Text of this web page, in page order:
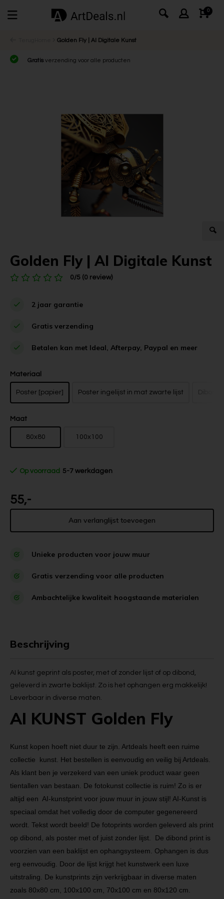
0
Golden Fly | AI Digitale Kunst
Gratis verzending voor alle producten
Golden Fly | AI Digitale Kunst
0/5 (0 review)
2 jaar garantie
Gratis verzending
Betalen kan met Ideal, Afterpay, Paypal en meer
Materiaal
Poster [papier] Poster ingelijst in mat zwarte lijst Dibond
Maat
80x80 100x100
Op voorraad 5-7 werkdagen
55,-
Aan verlanglijst toevoegen
Unieke producten voor jouw muur
Gratis verzending voor alle producten
Ambachtelijke kwaliteit hoogstaande materialen
Beschrijving
AI kunst geprint als poster, met of zonder lijst of op dibond,
geleverd in zwarte baklijst. Zo is het ophangen erg makkelijk!
Leverbaar in diverse maten.
AI KUNST Golden Fly
Kunst kopen hoeft niet duur te zijn. Artdeals heeft een ruime
collectie kunst. Het bestellen is eenvoudig en veilig bij Artdeals.
Als klant ben je verzekerd van een uniek product waar geen
tientallen van bestaan. De fotokunst collectie is ruim! Zo is er
altijd een AI-kunstprint voor jouw muur in jouw stijl! AI-Kunst is
speciaal omdat het volledig door de computer gegenereerd
wordt. Tekst wordt beeld! De fotoprints worden geleverd als print
op dibond, als poster met of juist zonder lijst. De dibond print is
voorzien van een baklijst en ophangsysteem. Ophangen is dus
erg eenvoudig. Door de lijst krijgt het kunstwerk een luxe
uitstraling. De kunstprints zijn verkrijgbaar in diverse maten
zoals 80x80 cm, 100x100 cm, 70x100 cm en 80x120 cm.